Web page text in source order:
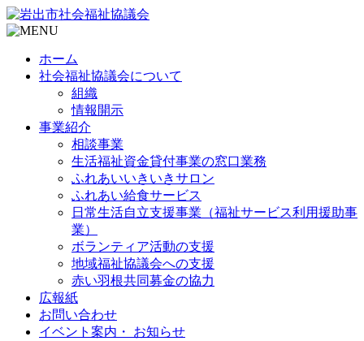
ホーム
社会福祉協議会について
組織
情報開示
事業紹介
相談事業
生活福祉資金貸付事業の窓口業務
ふれあいいきいきサロン
ふれあい給食サービス
日常生活自立支援事業（福祉サービス利用援助事
業）
ボランティア活動の支援
地域福祉協議会への支援
赤い羽根共同募金の協力
広報紙
お問い合わせ
イベント案内・ お知らせ